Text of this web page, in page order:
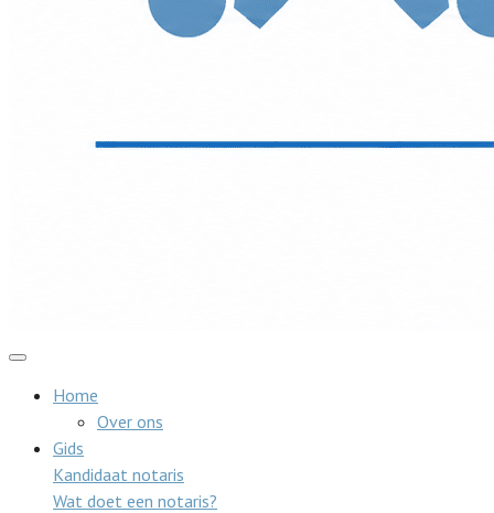
Home
Over ons
Gids
Kandidaat notaris
Wat doet een notaris?